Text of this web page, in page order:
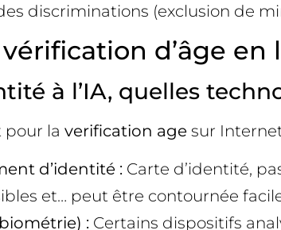
discriminations (exclusion de
d’âge
à l’IA, quelles
pour la verification age sur
d’identité : Carte d’identité,
et… peut être contournée
: Certains dispositifs